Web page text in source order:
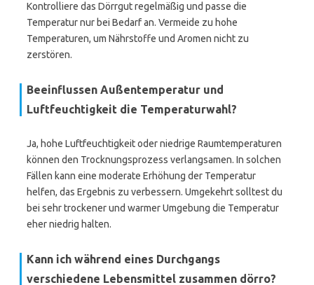
Kontrolliere das Dörrgut regelmäßig und passe die
Temperatur nur bei Bedarf an. Vermeide zu hohe
Temperaturen, um Nährstoffe und Aromen nicht zu
zerstören.
Beeinflussen Außentemperatur und
Luftfeuchtigkeit die Temperaturwahl?
Ja, hohe Luftfeuchtigkeit oder niedrige Raumtemperaturen
können den Trocknungsprozess verlangsamen. In solchen
Fällen kann eine moderate Erhöhung der Temperatur
helfen, das Ergebnis zu verbessern. Umgekehrt solltest du
bei sehr trockener und warmer Umgebung die Temperatur
eher niedrig halten.
Kann ich während eines Durchgangs
verschiedene Lebensmittel zusammen dörro?